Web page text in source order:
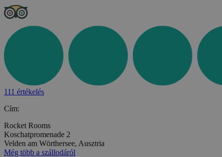
111 értékelés
Cím:
Rocket Rooms
Koschatpromenade 2
Velden am Wörthersee, Ausztria
Még több a szállodáról